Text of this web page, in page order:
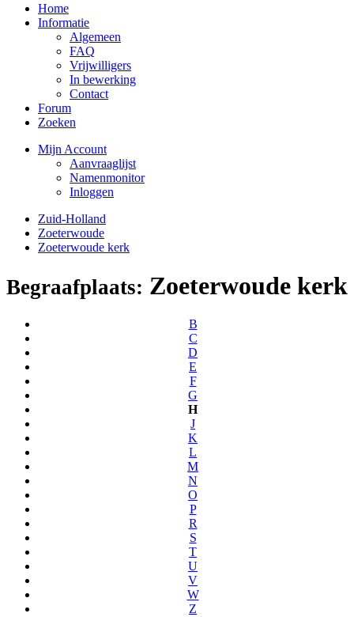
Home
Informatie
Algemeen
FAQ
Vrijwilligers
In bewerking
Contact
Forum
Zoeken
Mijn Account
Aanvraaglijst
Namenmonitor
Inloggen
Zuid-Holland
Zoeterwoude
Zoeterwoude kerk
Begraafplaats: Zoeterwoude kerk
B
C
D
E
F
G
H
J
K
L
M
N
O
P
R
S
T
U
V
W
Z